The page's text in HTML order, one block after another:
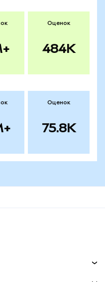
Оценок
484K
Оценок
75.8K